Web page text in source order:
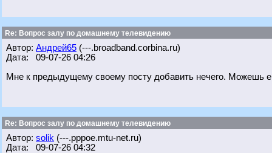
Re: Вопрос залу по домашнему телевидению
Автор: Андрей65 (---.broadband.corbina.ru)
Дата: 09-07-26 04:26
Мне к предыдущему своему посту добавить нечего. Можешь
Re: Вопрос залу по домашнему телевидению
Автор: solik (---.pppoe.mtu-net.ru)
Дата: 09-07-26 04:32